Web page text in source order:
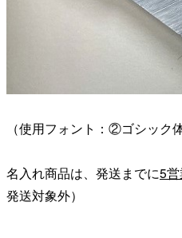
（使用フォント：②ゴシック体
名入れ商品は、発送までに5
発送対象外）